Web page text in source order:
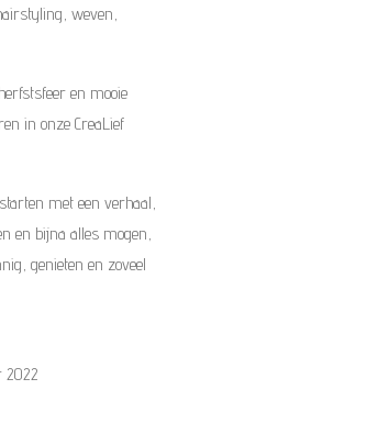
weven,
en mooie
in onze CreaLief
met een verhaal,
en bijna alles mogen,
genieten en zoveel
2022